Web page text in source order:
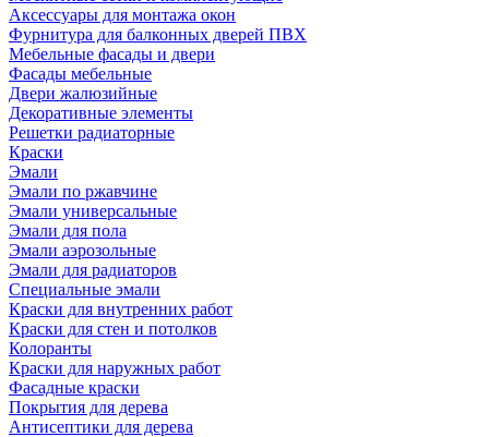
Аксессуары для монтажа окон
Фурнитура для балконных дверей ПВХ
Мебельные фасады и двери
Фасады мебельные
Двери жалюзийные
Декоративные элементы
Решетки радиаторные
Краски
Эмали
Эмали по ржавчине
Эмали универсальные
Эмали для пола
Эмали аэрозольные
Эмали для радиаторов
Специальные эмали
Краски для внутренних работ
Краски для стен и потолков
Колоранты
Краски для наружных работ
Фасадные краски
Покрытия для дерева
Антисептики для дерева